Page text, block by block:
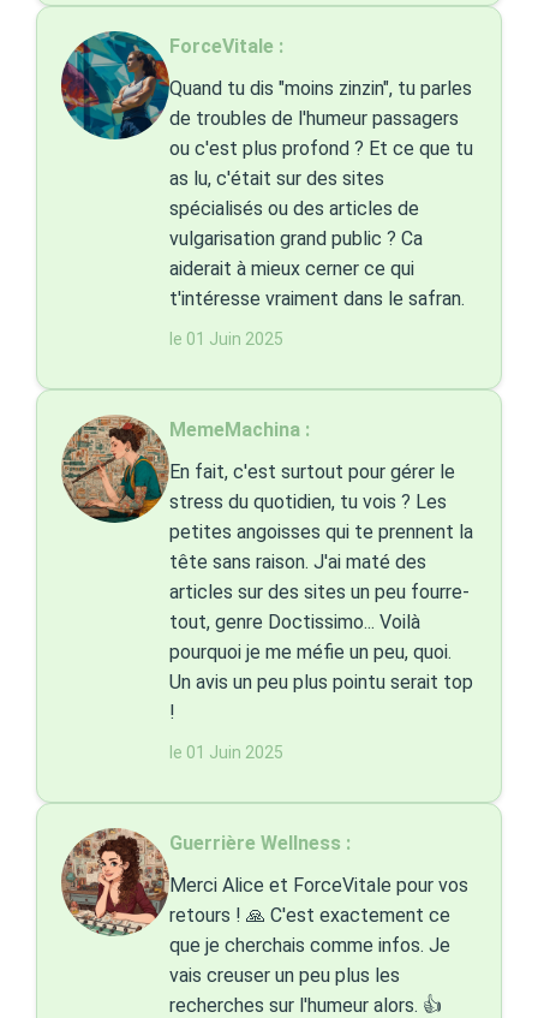
ForceVitale :
Quand tu dis "moins zinzin", tu parles
de troubles de l'humeur passagers
ou c'est plus profond ? Et ce que tu
as lu, c'était sur des sites
spécialisés ou des articles de
vulgarisation grand public ? Ca
aiderait à mieux cerner ce qui
t'intéresse vraiment dans le safran.
le 01 Juin 2025
MemeMachina :
En fait, c'est surtout pour gérer le
stress du quotidien, tu vois ? Les
petites angoisses qui te prennent la
tête sans raison. J'ai maté des
articles sur des sites un peu fourre-
tout, genre Doctissimo... Voilà
pourquoi je me méfie un peu, quoi.
Un avis un peu plus pointu serait top
!
le 01 Juin 2025
Guerrière Wellness :
Merci Alice et ForceVitale pour vos
retours ! 🙏 C'est exactement ce
que je cherchais comme infos. Je
vais creuser un peu plus les
recherches sur l'humeur alors. 👍